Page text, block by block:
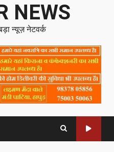
NEWS
न्यूज़ नेटवर्क